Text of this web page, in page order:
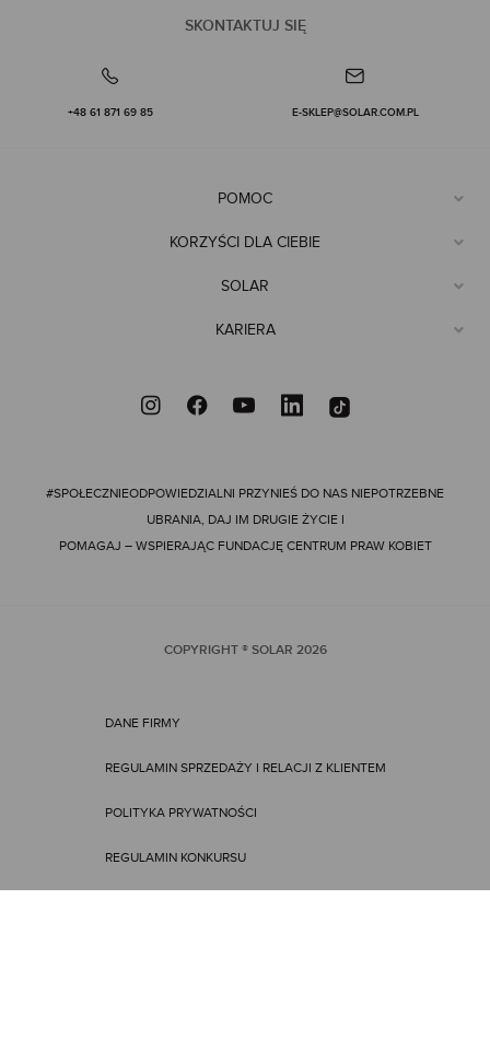
SKONTAKTUJ SIĘ
+48 61 871 69 85 E-SKLEP@SOLAR.COM.PL
POMOC
KORZYŚCI DLA CIEBIE
SOLAR
KARIERA
#SPOŁECZNIEODPOWIEDZIALNI PRZYNIEŚ DO NAS NIEPOTRZEBNE
UBRANIA, DAJ IM DRUGIE ŻYCIE I
POMAGAJ – WSPIERAJĄC FUNDACJĘ CENTRUM PRAW KOBIET
COPYRIGHT ® SOLAR 2026
DANE FIRMY
REGULAMIN SPRZEDAŻY I RELACJI Z KLIENTEM
POLITYKA PRYWATNOŚCI
REGULAMIN KONKURSU